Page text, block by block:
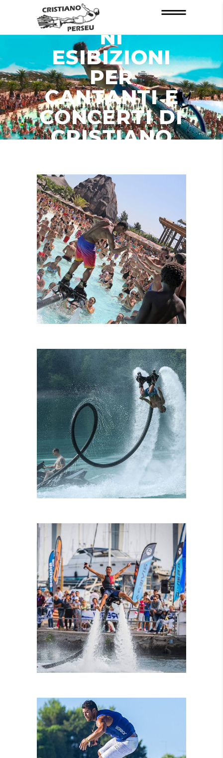
INFORMAZIO
NI
ESIBIZIONI
PER
CANTANTI E
CONCERTI DI
CRISTIANO
FLYBOARD
TANDEM
ATTRAZIONI
COMBINATE
ISTRUTTORI
CERTIFICATI